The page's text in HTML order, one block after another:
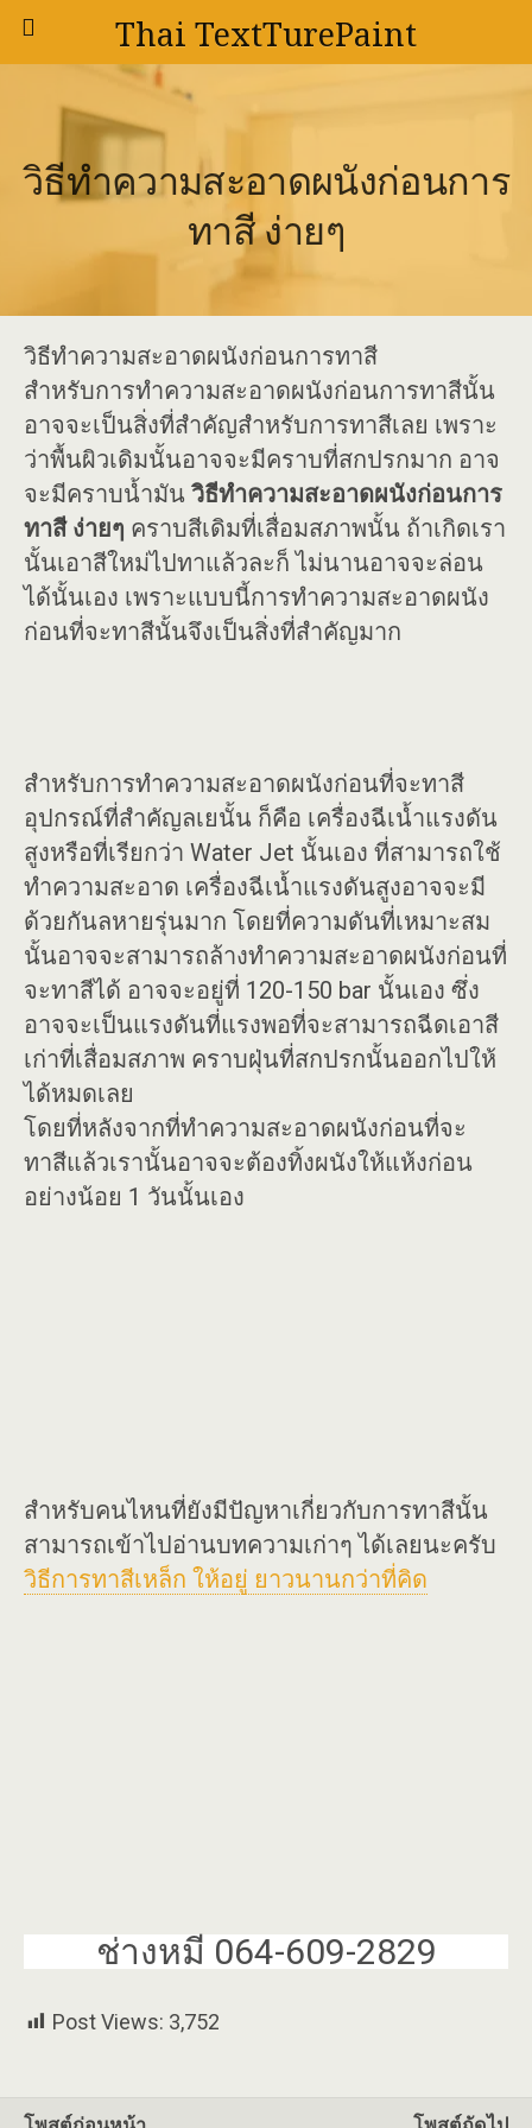
Thai TextTurePaint
วิธีทำความสะอาดผนังก่อนการ
ทาสี ง่ายๆ
วิธีทำความสะอาดผนังก่อนการทาสี
สำหรับการทำความสะอาดผนังก่อนการทาสีนั้น
อาจจะเป็นสิ่งที่สำคัญสำหรับการทาสีเลย เพราะ
ว่าพื้นผิวเดิมนั้นอาจจะมีคราบที่สกปรกมาก อาจ
จะมีคราบน้ำมัน วิธีทำความสะอาดผนังก่อนการ
ทาสี ง่ายๆ คราบสีเดิมที่เสื่อมสภาพนั้น ถ้าเกิดเรา
นั้นเอาสีใหม่ไปทาแล้วละก็ ไม่นานอาจจะล่อน
ได้นั้นเอง เพราะแบบนี้การทำความสะอาดผนัง
ก่อนที่จะทาสีนั้นจึงเป็นสิ่งที่สำคัญมาก
สำหรับการทำความสะอาดผนังก่อนที่จะทาสี
อุปกรณ์ที่สำคัญลเยนั้น ก็คือ เครื่องฉีเน้ำแรงดัน
สูงหรือที่เรียกว่า Water Jet นั้นเอง ที่สามารถใช้
ทำความสะอาด เครื่องฉีเน้ำแรงดันสูงอาจจะมี
ด้วยกันลหายรุ่นมาก โดยที่ความดันที่เหมาะสม
นั้นอาจจะสามารถล้างทำความสะอาดผนังก่อนที่
จะทาสีได้ อาจจะอยู่ที่ 120-150 bar นั้นเอง ซึ่ง
อาจจะเป็นแรงดันที่แรงพอที่จะสามารถฉีดเอาสี
เก่าที่เสื่อมสภาพ คราบฝุ่นที่สกปรกนั้นออกไปให้
ได้หมดเลย
โดยที่หลังจากที่ทำความสะอาดผนังก่อนที่จะ
ทาสีแล้วเรานั้นอาจจะต้องทิ้งผนังให้แห้งก่อน
อย่างน้อย 1 วันนั้นเอง
สำหรับคนไหนที่ยังมีปัญหาเกี่ยวกับการทาสีนั้น
สามารถเข้าไปอ่านบทความเก่าๆ ได้เลยนะครับ
วิธีการทาสีเหล็ก ให้อยู่ ยาวนานกว่าที่คิด
ช่างหมี 064-609-2829
Post Views: 3,752